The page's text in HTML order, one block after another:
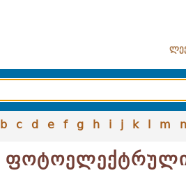
b c d e f g h i j k l m n
ფოტოელექტრული